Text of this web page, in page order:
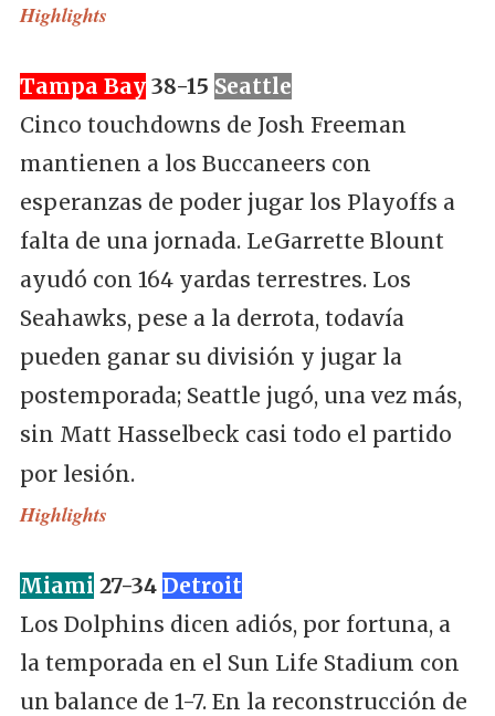
Highlights
Tampa Bay38-15 Seattle
Cinco touchdowns de Josh Freeman
mantienen a los Buccaneers con
esperanzas de poder jugar los Playoffs a
falta de una jornada. LeGarrette Blount
ayudó con 164 yardas terrestres. Los
Seahawks, pese a la derrota, todavía
pueden ganar su división y jugar la
postemporada; Seattle jugó, una vez más,
sin Matt Hasselbeck casi todo el partido
por lesión.
Highlights
Miami 27-34 Detroit
Los Dolphins dicen adiós, por fortuna, a
la temporada en el Sun Life Stadium con
un balance de 1-7. En la reconstrucción de